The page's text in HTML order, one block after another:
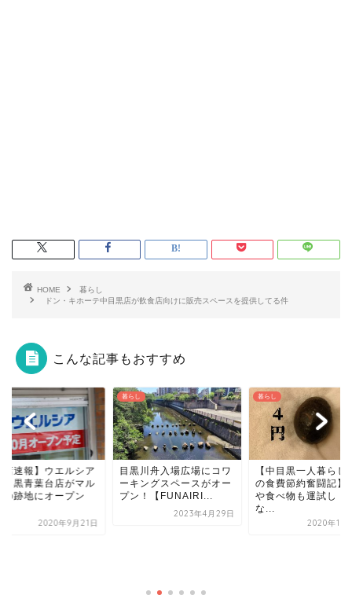
HOME
暮らし
ドン・キホーテ中目黒店が飲食店向けに販売スペースを提供してる件
こんな記事もおすすめ
店速報】ウエルシア
目黒青葉台店がマル
の跡地にオープン
2020年9月21日
暮らし
目黒川舟入場広場にコワ
ーキングスペースがオー
プン！【FUNAIRI...
2023年4月29日
暮らし
【中目黒一人暮らし
の食費節約奮闘記】
や食べ物も運試し！
な...
2020年10